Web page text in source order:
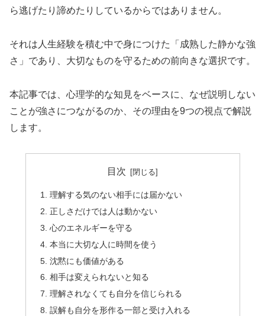
ら逃げたり諦めたりしているからではありません。
それは人生経験を積む中で身につけた「成熟した静かな強
さ」であり、大切なものを守るための前向きな選択です。
本記事では、心理学的な知見をベースに、なぜ説明しない
ことが強さにつながるのか、その理由を9つの視点で解説
します。
目次
理解する気のない相手には届かない
正しさだけでは人は動かない
心のエネルギーを守る
本当に大切な人に時間を使う
沈黙にも価値がある
相手は変えられないと知る
理解されなくても自分を信じられる
誤解も自分を形作る一部と受け入れる